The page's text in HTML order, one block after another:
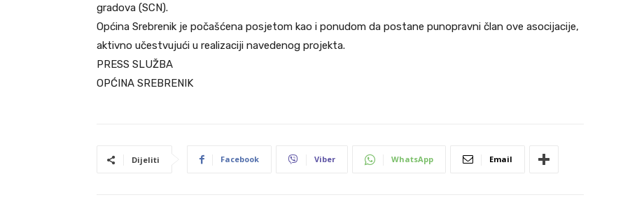
gradova (SCN).
Općina Srebrenik je počašćena posjetom kao i ponudom da postane punopravni član ove asocijacije,
aktivno učestvujući u realizaciji navedenog projekta.
PRESS SLUŽBA
OPĆINA SREBRENIK
Dijeliti Facebook Viber WhatsApp Email